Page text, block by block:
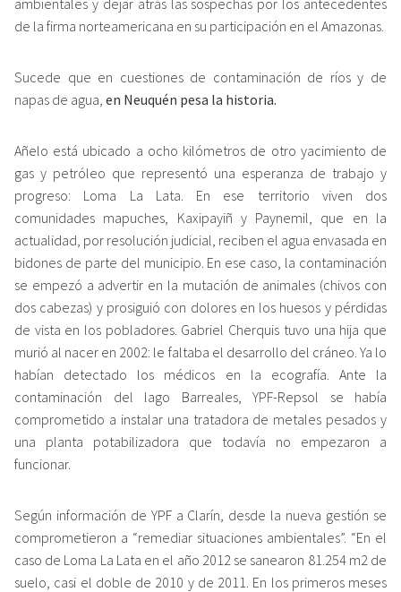
de la firma norteamericana en su participación en el Amazonas.
Sucede que en cuestiones de contaminación de ríos y de
napas de agua, en Neuquén pesa la historia.
Añelo está ubicado a ocho kilómetros de otro yacimiento de
gas y petróleo que representó una esperanza de trabajo y
progreso: Loma La Lata. En ese territorio viven dos
comunidades mapuches, Kaxipayiñ y Paynemil, que en la
actualidad, por resolución judicial, reciben el agua envasada en
bidones de parte del municipio. En ese caso, la contaminación
se empezó a advertir en la mutación de animales (chivos con
dos cabezas) y prosiguió con dolores en los huesos y pérdidas
de vista en los pobladores. Gabriel Cherquis tuvo una hija que
murió al nacer en 2002: le faltaba el desarrollo del cráneo. Ya lo
habían detectado los médicos en la ecografía. Ante la
contaminación del lago Barreales, YPF-Repsol se había
comprometido a instalar una tratadora de metales pesados y
una planta potabilizadora que todavía no empezaron a
funcionar.
Según información de YPF a Clarín, desde la nueva gestión se
comprometieron a “remediar situaciones ambientales”. “En el
caso de Loma La Lata en el año 2012 se sanearon 81.254 m2 de
suelo, casi el doble de 2010 y de 2011. En los primeros meses